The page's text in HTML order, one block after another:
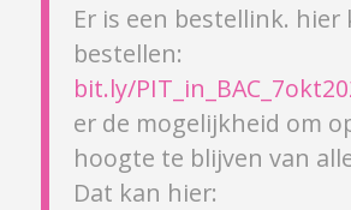
Er is een bestellink. hier
bestellen:
bit.ly/
er de mogelijkheid om
hoogte te blijven van
Dat kan hier: